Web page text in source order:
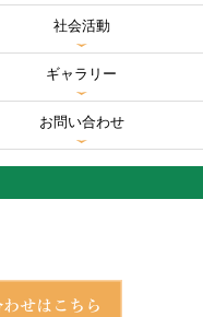
社会活動
ギャラリー
お問い合わせ